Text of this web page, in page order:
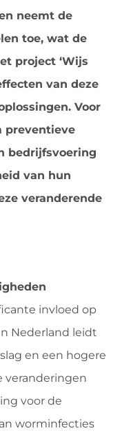
neemt de
toe, wat de
project ‘Wijs
van deze
Voor
preventieve
bedrijfsvoering
van hun
veranderende
invloed op
Nederland leidt
en een hogere
veranderingen
voor de
worminfecties